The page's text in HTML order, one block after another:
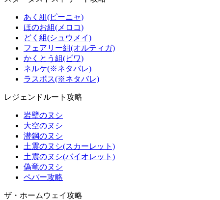
あく組(ピーニャ)
ほのお組(メロコ)
どく組(シュウメイ)
フェアリー組(オルティガ)
かくとう組(ビワ)
ネルケ(※ネタバレ)
ラスボス(※ネタバレ)
レジェンドルート攻略
岩壁のヌシ
大空のヌシ
潜鋼のヌシ
土震のヌシ(スカーレット)
土震のヌシ(バイオレット)
偽竜のヌシ
ペパー攻略
ザ・ホームウェイ攻略